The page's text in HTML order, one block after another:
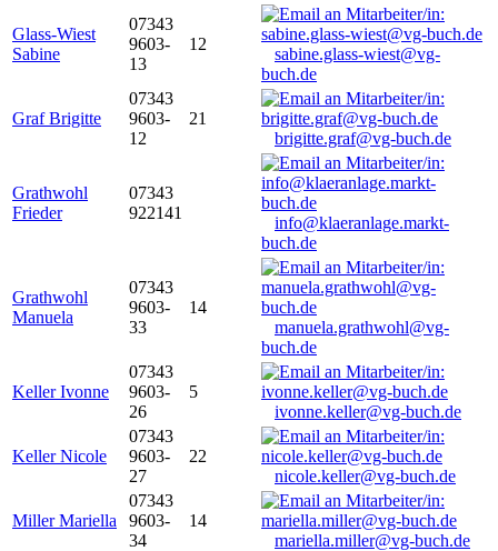
Glass-Wiest
Sabine
07343
9603-
13
12
sabine.glass-wiest@vg-
buch.de
Graf Brigitte
07343
9603-
12
21
brigitte.graf@vg-buch.de
Grathwohl
Frieder
07343
922141
info@klaeranlage.markt-
buch.de
Grathwohl
Manuela
07343
9603-
33
14
manuela.grathwohl@vg-
buch.de
Keller Ivonne
07343
9603-
26
5
ivonne.keller@vg-buch.de
Keller Nicole
07343
9603-
27
22
nicole.keller@vg-buch.de
Miller Mariella
07343
9603-
34
14
mariella.miller@vg-buch.de